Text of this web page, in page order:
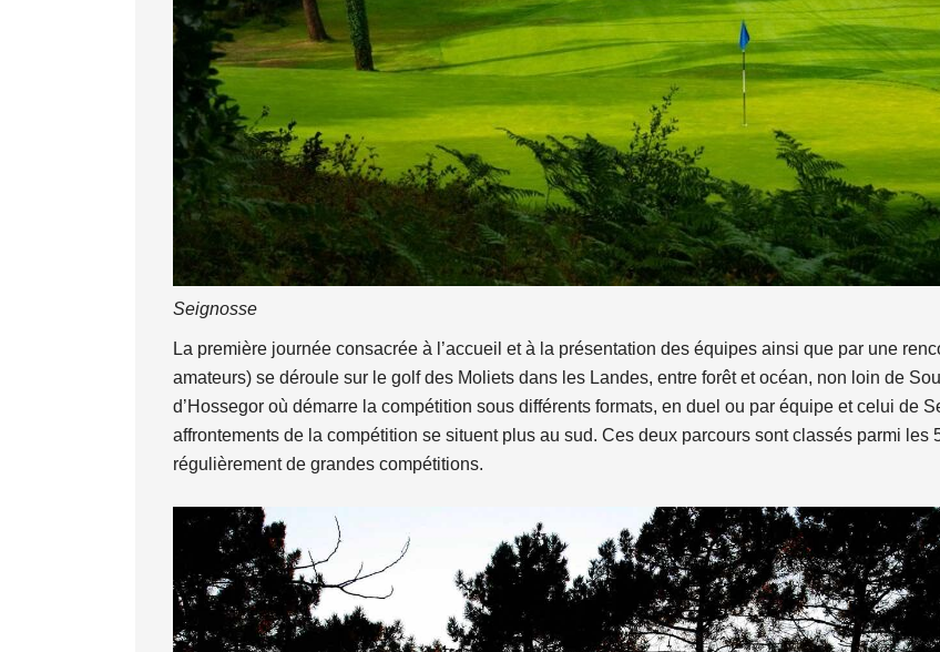
Seignosse
La première journée consacrée à l’accueil et à la présentation des équipes ainsi que par une
amateurs) se déroule sur le golf des Moliets dans les Landes, entre forêt et océan, non loin de
d’Hossegor où démarre la compétition sous différents formats, en duel ou par équipe et celui de
affrontements de la compétition se situent plus au sud. Ces deux parcours sont classés parmi les
régulièrement de grandes compétitions.